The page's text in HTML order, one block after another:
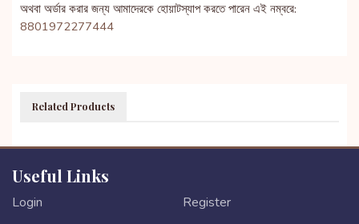
অথবা অর্ডার করার জন্য আমাদেরকে হোয়াটস্যাপ করতে পারেন এই নম্বরে:
8801972277444
Related Products
Useful Links
Login Register